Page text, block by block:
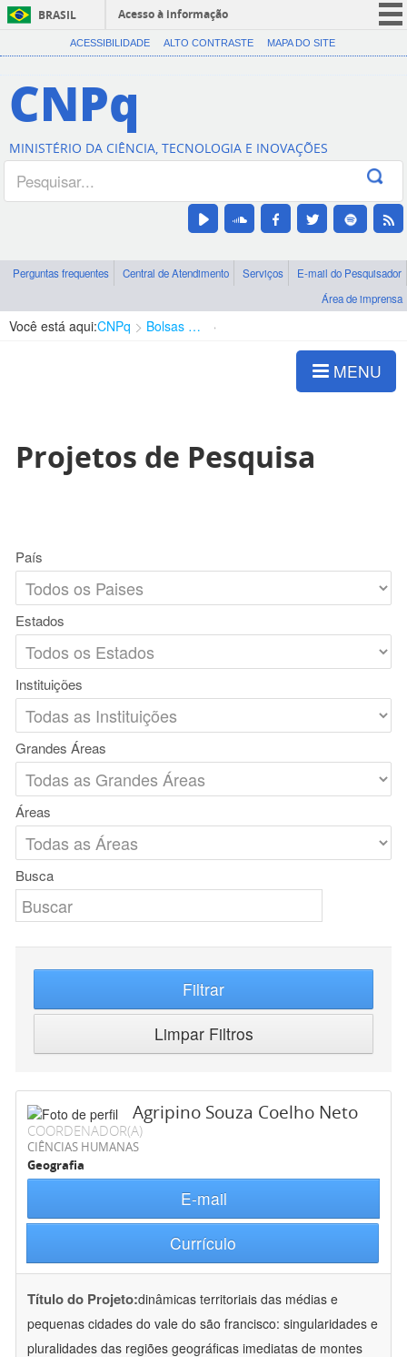
BRASIL
Acesso à informação
CORONAVÍRUS (COVID-19)
Canais
ACESSIBILIDADE ALTO CONTRASTE MAPA DO SITE
CNPq
MINISTÉRIO DA CIÊNCIA, TECNOLOGIA E INOVAÇÕES
Perguntas frequentes Central de Atendimento Serviços
E-mail do Pesquisador
Área de imprensa
Você está aqui:CNPq Bolsas e Auxílios Vigentes
MENU
Projetos de Pesquisa
País
Estados
Instituições
Grandes Áreas
Áreas
Busca
Filtrar
Limpar Filtros
Agripino Souza Coelho Neto
COORDENADOR(A)
CIÊNCIAS HUMANAS
Geografia
E-mail
Currículo
Título do Projeto:dinâmicas territoriais das médias e
pequenas cidades do vale do são francisco: singularidades e
pluralidades das regiões geográficas imediatas de montes